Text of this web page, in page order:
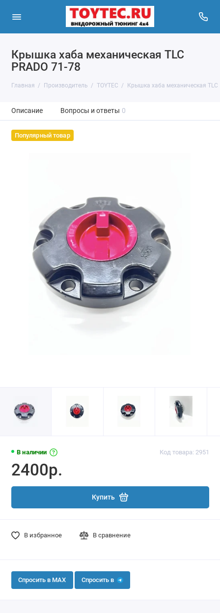
Крышка хаба механическая TLC
PRADO 71-78
Главная Производитель TOYTEC Крышка хаба механическая TLC
Описание Вопросы и ответы 0
Популярный товар
В наличии Код товара: 2951
2400р.
Купить
В избранное В сравнение
Спросить в MAX Спросить в